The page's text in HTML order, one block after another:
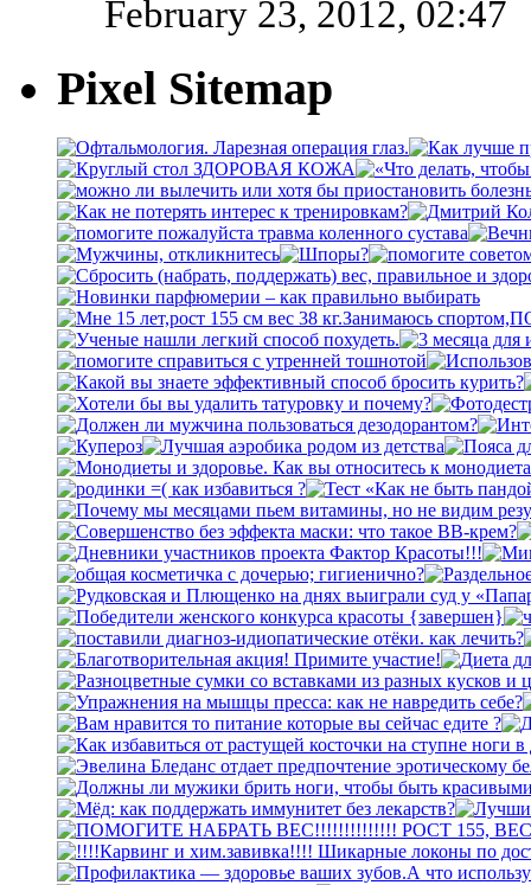
February 23, 2012, 02:47
Pixel Sitemap